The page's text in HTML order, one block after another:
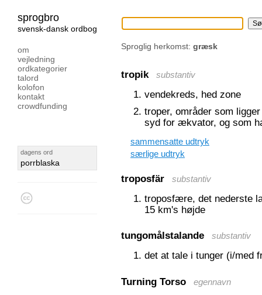
sprogbro
svensk-dansk ordbog
om
vejledning
ordkategorier
talord
kolofon
kontakt
crowdfunding
dagens ord
porrblaska
Sproglig herkomst: græsk
tropik substantiv
vendekreds, hed zone
troper, områder som
syd for ækvator, og som
sammensatte udtryk
særlige udtryk
troposfär substantiv
troposfære, det nederste
15 km's højde
tungomålstalande substantiv
det at tale i tunger (i/med
Turning Torso egennavn